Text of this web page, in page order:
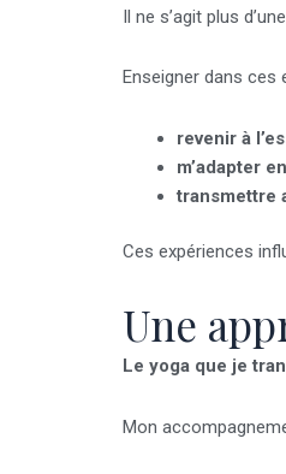
Il ne s’agit plus
Enseigner dans ces
revenir à
m’adapter
transmettre
Ces expériences
Une
Le yoga que je
Mon